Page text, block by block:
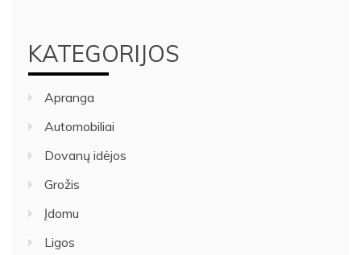
KATEGORIJOS
Apranga
Automobiliai
Dovanų idėjos
Grožis
Įdomu
Ligos